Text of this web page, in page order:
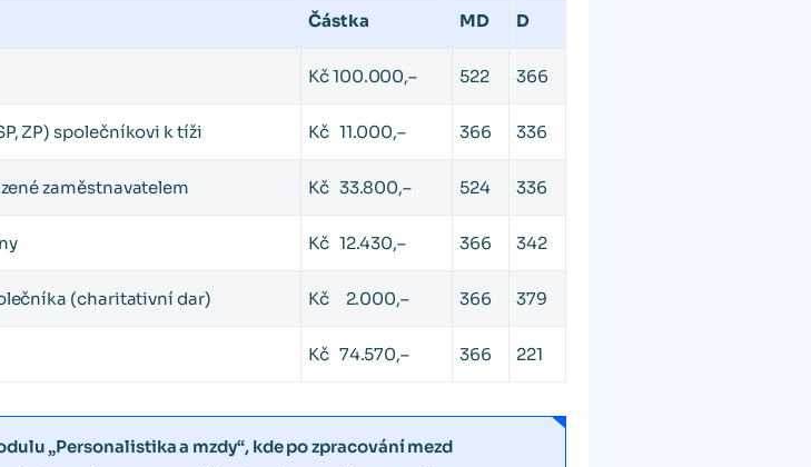
Částka MD D
Kč 100.000,– 522 366
ZP) společníkovi k tíži Kč 11.000,– 366 336
zaměstnavatelem Kč 33.800,– 524 336
Kč 12.430,– 366 342
(charitativní dar) Kč 2.000,– 366 379
Kč 74.570,– 366 221
„Personalistika a mzdy“, kde po zpracování mezd